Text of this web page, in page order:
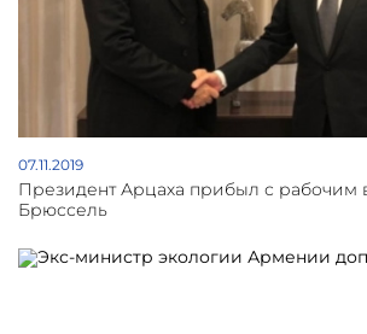
07.11.2019
Президент Арцаха прибыл с рабочим
Брюссель